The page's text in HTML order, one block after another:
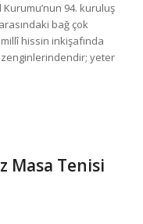
94. kuruluş
bağ çok
hissin inkişafında
zenginlerindendir; yeter
Masa Tenisi